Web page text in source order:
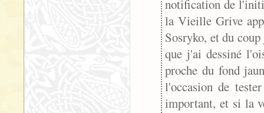
notification de
la Vieille Grive
Sosryko, et du
que j'ai dessiné
proche du fond
l'occasion de
important, et si la